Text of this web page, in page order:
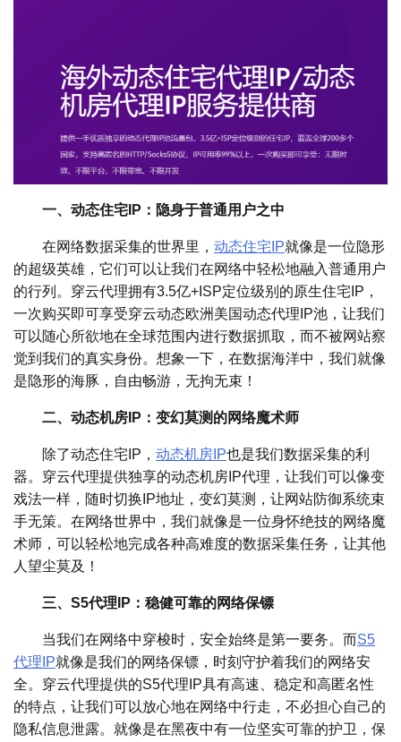
一、动态住宅IP：隐身于普通用户之中
在网络数据采集的世界里， 动态住宅IP就像是一位隐形
的超级英雄，它们可以让我们在网络中轻松地融入普通用户
的行列。穿云代理拥有3.5亿+ISP定位级别的原生住宅IP，
一次购买即可享受穿云动态欧洲美国动态代理IP池，让我们
可以随心所欲地在全球范围内进行数据抓取，而不被网站察
觉到我们的真实身份。想象一下，在数据海洋中，我们就像
是隐形的海豚，自由畅游，无拘无束！
二、动态机房IP：变幻莫测的网络魔术师
除了动态住宅IP， 动态机房IP也是我们数据采集的利
器。穿云代理提供独享的动态机房IP代理，让我们可以像变
戏法一样，随时切换IP地址，变幻莫测，让网站防御系统束
手无策。在网络世界中，我们就像是一位身怀绝技的网络魔
术师，可以轻松地完成各种高难度的数据采集任务，让其他
人望尘莫及！
三、S5代理IP：稳健可靠的网络保镖
当我们在网络中穿梭时，安全始终是第一要务。而S5
代理IP就像是我们的网络保镖，时刻守护着我们的网络安
全。穿云代理提供的S5代理IP具有高速、稳定和高匿名性
的特点，让我们可以放心地在网络中行走，不必担心自己的
隐私信息泄露。就像是在黑夜中有一位坚实可靠的护卫，保